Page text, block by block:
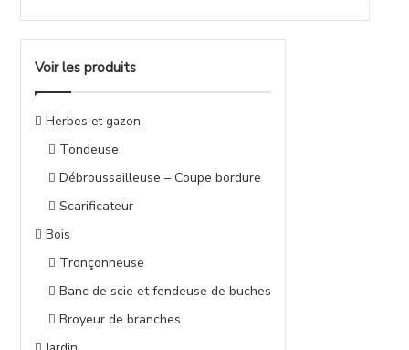
Voir les produits
Herbes et gazon
Tondeuse
Débroussailleuse – Coupe bordure
Scarificateur
Bois
Tronçonneuse
Banc de scie et fendeuse de buches
Broyeur de branches